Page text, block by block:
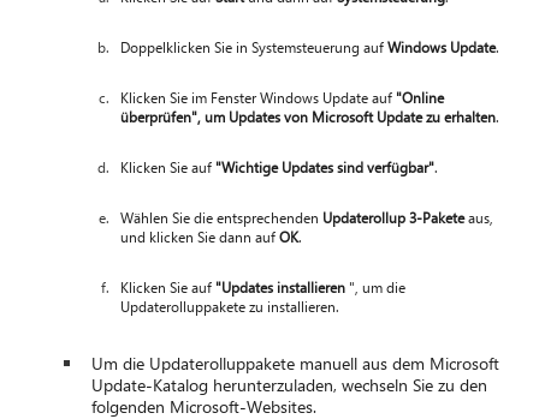
Doppelklicken Sie in Systemsteuerung aufWindows Update.
Klicken Sie im Fenster Windows Update auf "Online
überprüfen", um Updates von Microsoft Update zu erhalten.
Klicken Sie auf "Wichtige Updates sind verfügbar".
Wählen Sie die entsprechenden Updaterollup 3-Paketeaus,
und klicken Sie dann aufOK.
Klicken Sie auf "Updates installieren ", um die
Updaterolluppakete zu installieren.
Um die Updaterolluppakete manuell aus dem Microsoft
Update-Katalog herunterzuladen, wechseln Sie zu den
folgenden Microsoft-Websites.